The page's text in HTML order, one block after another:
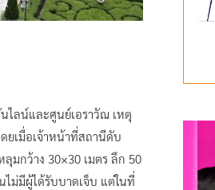
ไลน์และศูนย์เอราวัณ เหตุ
ยเมื่อเจ้าหน้าที่สถานีดับ
มกว้าง 30×30 เมตร ลึก 50
ไม่มีผู้ได้รับบาดเจ็บ แต่ในที่